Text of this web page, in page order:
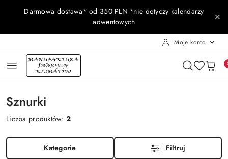
Przejdź do treści głównej
Przejdź do wyszukiwarki
Przejdź do moje konto
Przejdź do menu głównego
Przejdź do stopki
Darmowa dostawa* od 350 PLN *nie dotyczy kalendarzy
adwentowych
Moje konto
Sznurki
Liczba produktów:2
Kategorie Filtruj